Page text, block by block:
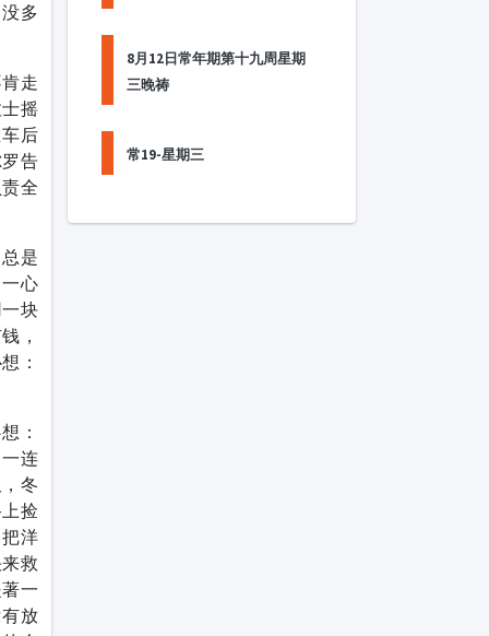
多
走
摇
后
告
全
是
心
块
，
：
：
连
冬
捡
洋
救
一
放
8月12日常年期第十九周星期
三晚祷
常19-星期三